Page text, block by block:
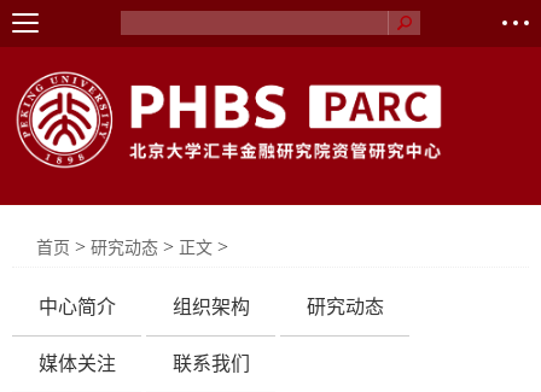
首页 > 研究动态 > 正文 >
中心简介 组织架构 研究动态
媒体关注 联系我们